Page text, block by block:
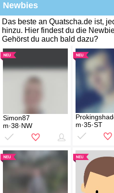
Newbies
Das beste an Quatscha.de ist,
hinzu. Hier findest du die
Gehörst du auch bald dazu?
Simon87
m·38·NW
m·35·ST